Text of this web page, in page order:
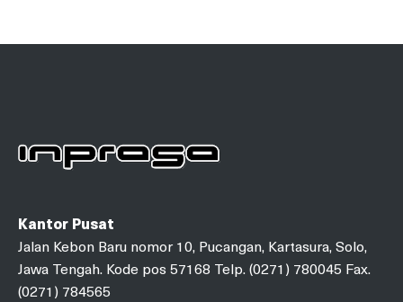
Kantor Pusat
Jalan Kebon Baru nomor 10, Pucangan, Kartasura, Solo,
Jawa Tengah. Kode pos 57168 Telp. (0271) 780045 Fax.
(0271) 784565